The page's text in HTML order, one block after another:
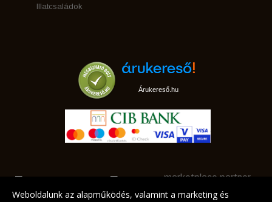
Illatcsaládok
Árukereső.hu
marketplace partner
Weboldalunk az alapműködés, valamint a marketing és